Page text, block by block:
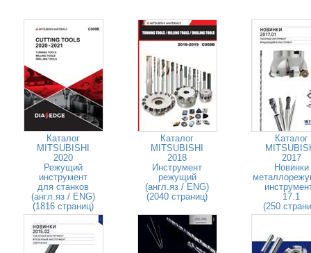
Каталог
MITSUBISHI
2020
Режущий
инструмент
для станков
(англ.яз / ENG)
(1816 страниц)
Каталог
MITSUBISHI
2018
Инструмент
режущий
(англ.яз / ENG)
(2040 страниц)
Каталог
2017
Новинки
17.1
(250